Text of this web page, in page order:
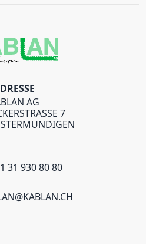
AG
7
31 930 80 80